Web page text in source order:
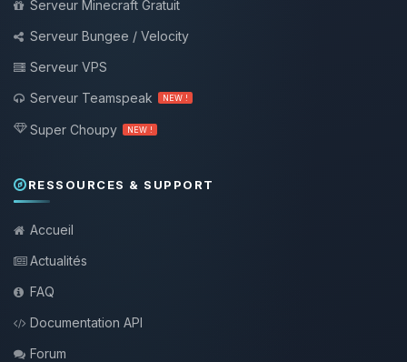
Serveur Minecraft Gratuit
Serveur Bungee / Velocity
Serveur VPS
Serveur Teamspeak
NEW !
Super Choupy NEW !
RESSOURCES & SUPPORT
Accueil
Actualités
FAQ
Documentation API
Forum